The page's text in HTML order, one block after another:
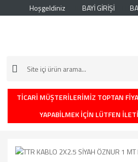
Hoşgeldiniz BAYİ GİRİŞİ
TİCARİ MÜŞTERİLERİMİZ TOPTAN
YAPABİLMEK İÇİN LÜTFEN